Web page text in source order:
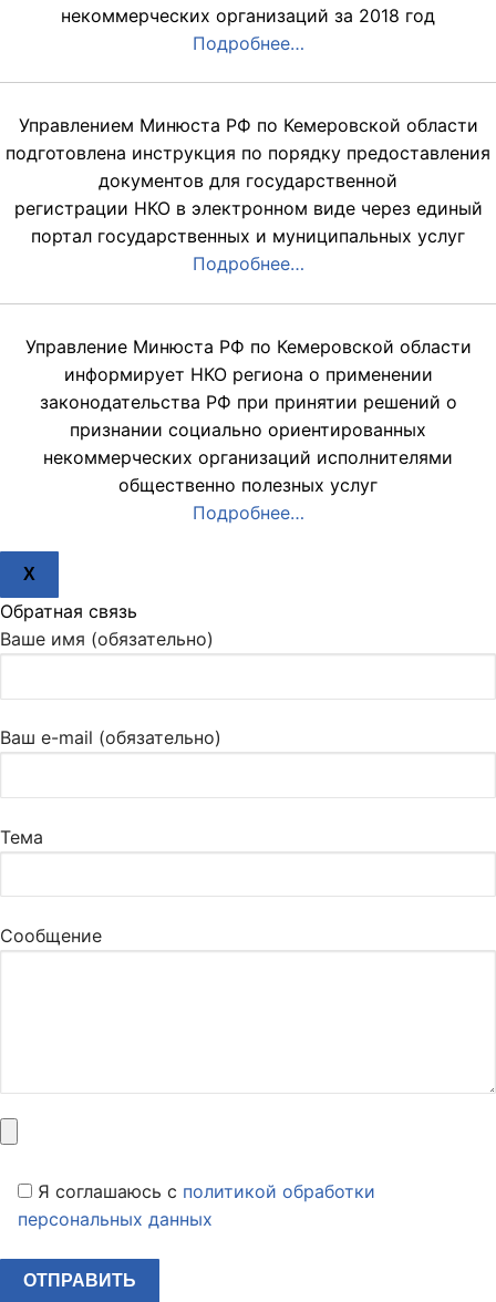
некоммерческих организаций за 2018 год
Подробнее…
Управлением Минюста РФ по Кемеровской области
подготовлена инструкция по порядку предоставления
документов для государственной
регистрации НКО в электронном виде через единый
портал государственных и муниципальных услуг
Подробнее…
Управление Минюста РФ по Кемеровской области
информирует НКО региона о применении
законодательства РФ при принятии решений о
признании социально ориентированных
некоммерческих организаций исполнителями
общественно полезных услуг
Подробнее…
X
Обратная связь
Ваше имя (обязательно)
Ваш e-mail (обязательно)
Тема
Сообщение
Я соглашаюсь c политикой обработки
персональных данных